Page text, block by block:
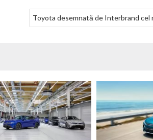
Toyota desemnată de Interbrand cel